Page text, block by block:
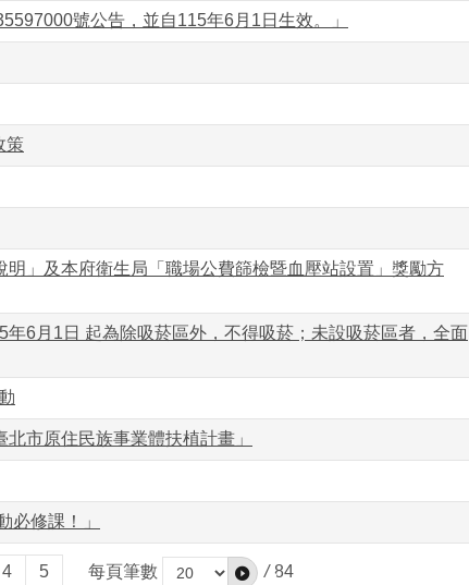
號公告，並自115年6月1日生效。」
策
」及本府衛生局「職場公費篩檢暨血壓站設置」獎勵方
6月1日 起為除吸菸區外，不得吸菸；未設吸菸區者，全面
市原住民族事業體扶植計畫」
修課！」
4 5 每頁筆數 / 84